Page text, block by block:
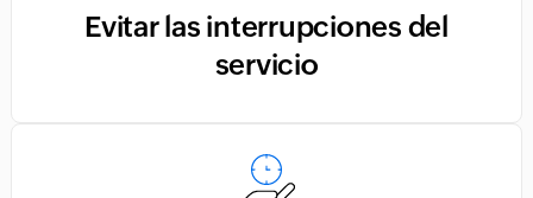
Evitar las interrupciones del
servicio